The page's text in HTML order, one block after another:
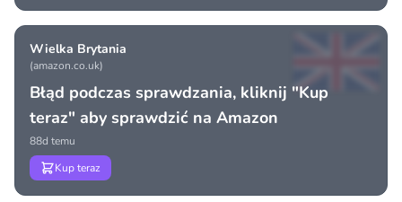
Wielka Brytania
(amazon.co.uk)
Błąd podczas sprawdzania, kliknij "Kup
teraz" aby sprawdzić na Amazon
88d temu
Kup teraz